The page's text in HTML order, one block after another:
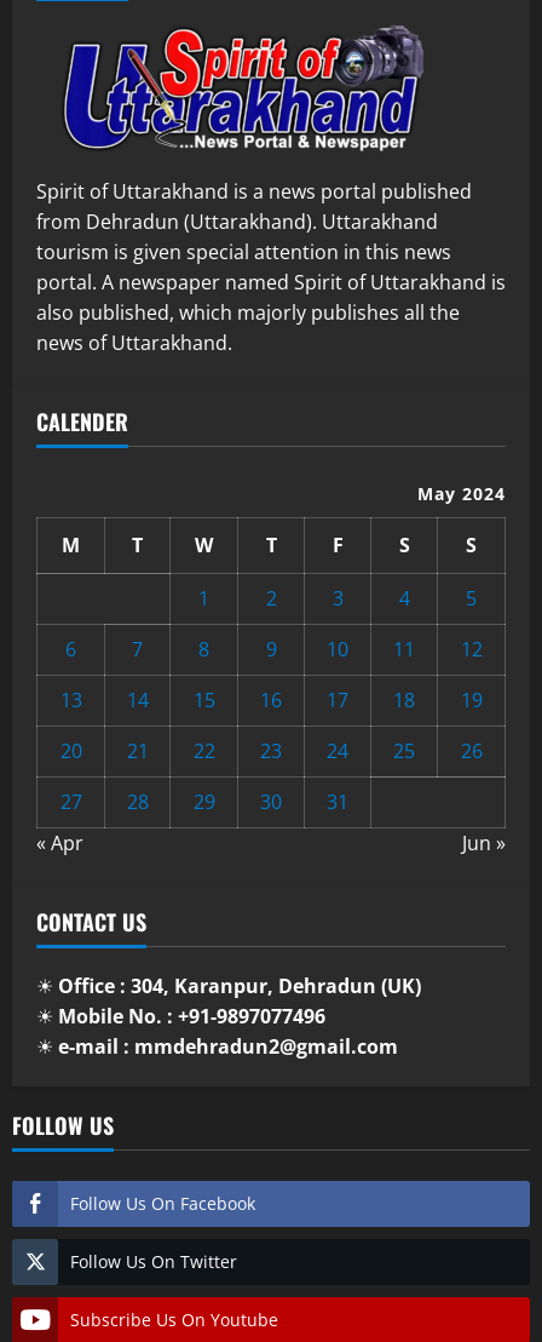
Spirit of Uttarakhand is a news portal published
from Dehradun (Uttarakhand). Uttarakhand
tourism is given special attention in this news
portal. A newspaper named Spirit of Uttarakhand is
also published, which majorly publishes all the
news of Uttarakhand.
CALENDER
May 2024
M T W T F S
S
1
2 3 4
5
6
7 8 9 10 11
12
13
14 15 16 17 18
19
20
21 22 23 24 25
26
27
28 29 30
31
« Apr
Jun »
CONTACT US
☀ Office : 304, Karanpur, Dehradun (UK)
☀ Mobile No. : +91-9897077496
☀ e-mail : mmdehradun2@gmail.com
FOLLOW US
Follow Us On Facebook
Follow Us On Twitter
Subscribe Us On Youtube